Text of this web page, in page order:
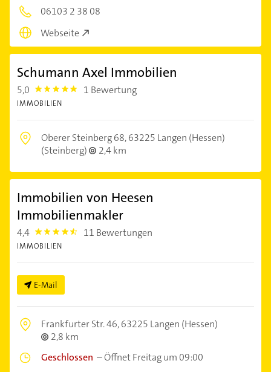
06103 2 38 08
Webseite
Schumann Axel Immobilien
5,0 5.0 1 Bewertung
IMMOBILIEN
Oberer Steinberg 68,63225 Langen (Hessen)
(Steinberg)
2,4 km
Immobilien von Heesen
Immobilienmakler
4,4 4.4 11 Bewertungen
IMMOBILIEN
E-Mail
Frankfurter Str. 46,63225 Langen (Hessen)
2,8 km
Geschlossen –Öffnet Freitag um 09:00